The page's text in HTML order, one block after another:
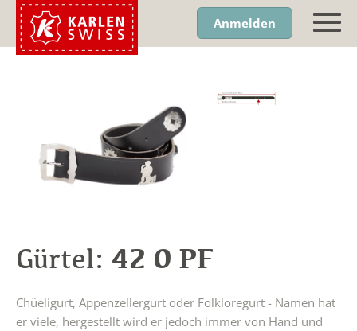
Anmelden
Gürtel: 42 0 PF
Chüeligurt, Appenzellergurt oder Folkloregurt - Namen hat
er viele, hergestellt wird er jedoch immer von Hand und